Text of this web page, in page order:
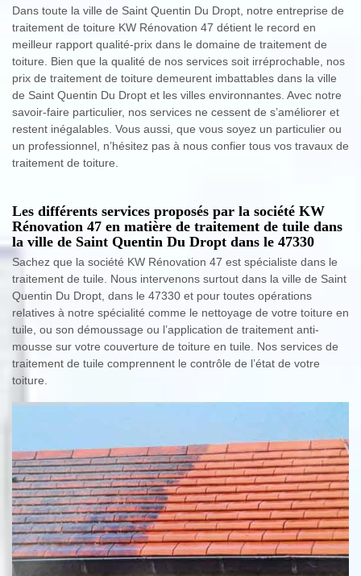
Dans toute la ville de Saint Quentin Du Dropt, notre entreprise de
traitement de toiture KW Rénovation 47 détient le record en
meilleur rapport qualité-prix dans le domaine de traitement de
toiture. Bien que la qualité de nos services soit irréprochable, nos
prix de traitement de toiture demeurent imbattables dans la ville
de Saint Quentin Du Dropt et les villes environnantes. Avec notre
savoir-faire particulier, nos services ne cessent de s’améliorer et
restent inégalables. Vous aussi, que vous soyez un particulier ou
un professionnel, n’hésitez pas à nous confier tous vos travaux de
traitement de toiture.
Les différents services proposés par la société KW
Rénovation 47 en matière de traitement de tuile dans
la ville de Saint Quentin Du Dropt dans le 47330
Sachez que la société KW Rénovation 47 est spécialiste dans le
traitement de tuile. Nous intervenons surtout dans la ville de Saint
Quentin Du Dropt, dans le 47330 et pour toutes opérations
relatives à notre spécialité comme le nettoyage de votre toiture en
tuile, ou son démoussage ou l’application de traitement anti-
mousse sur votre couverture de toiture en tuile. Nos services de
traitement de tuile comprennent le contrôle de l’état de votre
toiture.